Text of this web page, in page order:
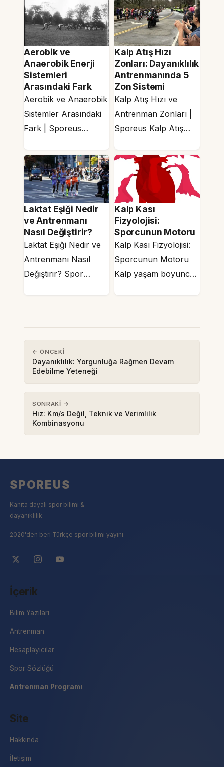
Aerobik ve
Anaerobik Enerji
Sistemleri
Arasındaki Fark
Aerobik ve Anaerobik
Sistemler Arasındaki
Fark | Sporeus
Sistemler Arasındaki
Fark: Enerjinin
Fizyolojik…
Kalp Atış Hızı
Zonları: Dayanıklılık
Antrenmanında 5
Zon Sistemi
Kalp Atış Hızı ve
Antrenman Zonları |
Sporeus Kalp Atış
Zonları: Verimli
Antrenmanın…
Laktat Eşiği Nedir
ve Antrenmanı
Nasıl Değiştirir?
Laktat Eşiği Nedir ve
Antrenmanı Nasıl
Değiştirir? Spor
Kalp Kası
Fizyolojisi:
Sporcunun Motoru
Kalp Kası Fizyolojisi:
Sporcunun Motoru
Kalp yaşam boyunca
← ÖNCEKI
Dayanıklılık: Yorgunluğa Rağmen Devam
Edebilme Yeteneği
SONRAKI →
Hız: Km/s Değil, Teknik ve Verimlilik
Kombinasyonu
SPOREUS
Kanıta dayalı spor bilimi &
dayanıklılık
2020'den beri Türkçe spor bilimi yayını.
İçerik
Bilim Yazıları
Antrenman
Hesaplayıcılar
Spor Sözlüğü
Antrenman Programı
Site
Hakkında
İletişim